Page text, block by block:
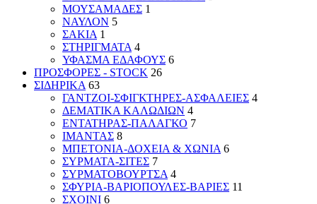
ΜΟΥΣΑΜΑΔΕΣ 1
ΝΑΥΛΟΝ 5
ΣΑΚΙΑ 1
ΣΤΗΡΙΓΜΑΤΑ 4
ΥΦΑΣΜΑ ΕΔΑΦΟΥΣ 6
ΠΡΟΣΦΟΡΕΣ - STOCK 26
ΣΙΔΗΡΙΚΑ 63
ΓΑΝΤΖΟΙ-ΣΦΙΓΚΤΗΡΕΣ-ΑΣΦΑΛΕΙΕΣ 4
ΔΕΜΑΤΙΚΑ ΚΑΛΩΔΙΩΝ 4
ΕΝΤΑΤΗΡΑΣ-ΠΑΛΑΓΚΟ 7
ΙΜΑΝΤΑΣ 8
ΜΠΕΤΟΝΙΑ-ΔΟΧΕΙΑ & ΧΩΝΙΑ 6
ΣΥΡΜΑΤΑ-ΣΙΤΕΣ 7
ΣΥΡΜΑΤΟΒΟΥΡΤΣΑ 4
ΣΦΥΡΙΑ-ΒΑΡΙΟΠΟΥΛΕΣ-ΒΑΡΙΕΣ 11
ΣΧΟΙΝΙ 6